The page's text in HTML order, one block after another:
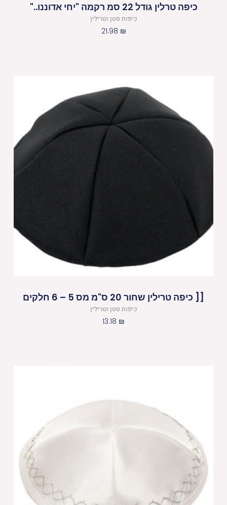
כיפה טרלין גודל 22 סמ רקמה "יחי אדוננו.."
כיפות סטן וטרילין
21.98 ₪
[[ כיפה טרילין שחור 20 ס"מ מס 5 – 6 חלקים
כיפות סטן וטרילין
13.18 ₪